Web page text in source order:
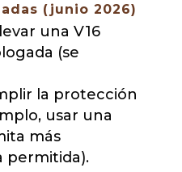
(junio 2026)
una V16
(se
la protección
usar una
más
permitida).